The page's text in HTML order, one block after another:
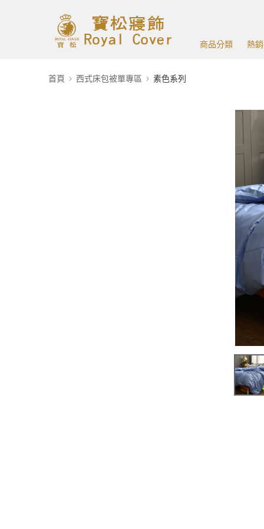
商品分類 熱
首頁 西式床包被單專區 素色系列